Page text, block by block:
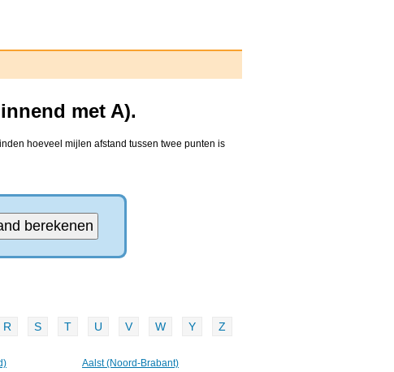
met A).
hoeveel mijlen afstand tussen twee punten is
R S T U V W Y Z
Aalst (Noord-Brabant)